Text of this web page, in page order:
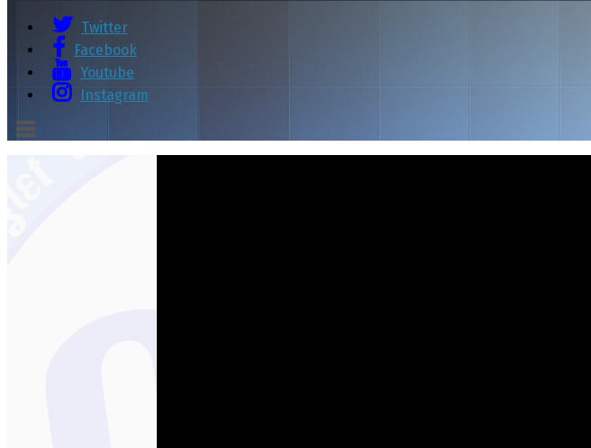
Twitter
Facebook
Youtube
Instagram